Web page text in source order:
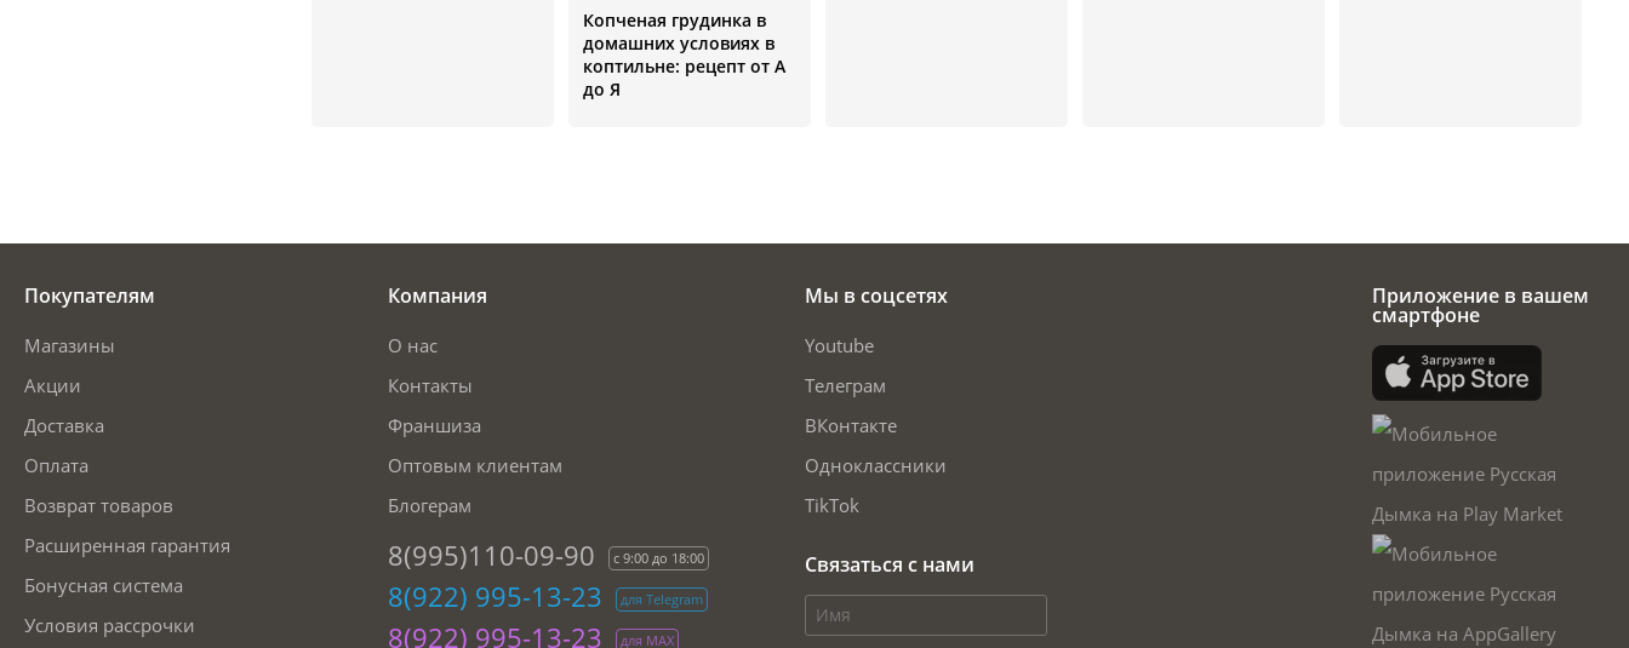
Копченая грудинка в
домашних условиях в
коптильне: рецепт от А
до Я
Покупателям
Магазины
Акции
Доставка
Оплата
Возврат товаров
Расширенная гарантия
Бонусная система
Условия рассрочки
Компания
О нас
Контакты
Франшиза
Оптовым клиентам
Блогерам
8(995)110-09-90 с 9:00 до 18:00
8(922) 995-13-23 для Telegram
8(922) 995-13-23 для МАХ
Мы в соцсетях
Youtube
Телеграм
ВКонтакте
Одноклассники
TikTok
Связаться с нами
Приложение в вашем
смартфоне